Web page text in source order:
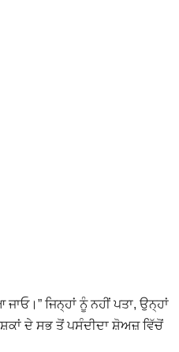
ਜਿਨ੍ਹਾਂ ਨੂੰ ਨਹੀਂ ਪਤਾ, ਉਨ੍ਹਾਂ
ਦੇ ਸਭ ਤੋਂ ਪਸੰਦੀਦਾ ਸ਼ੋਅਜ਼ ਵਿੱਚੋਂ